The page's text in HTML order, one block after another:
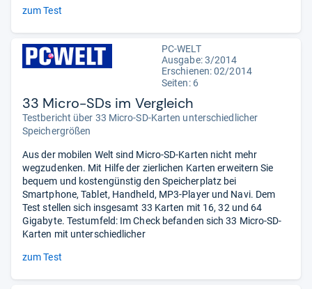
zum Test
PC-WELT
Ausgabe: 3/2014
Erschienen: 02/2014
Seiten: 6
33 Micro-SDs im Vergleich
Testbericht über 33 Micro-SD-Karten unterschiedlicher
Speichergrößen
Aus der mobilen Welt sind Micro-SD-Karten nicht mehr
wegzudenken. Mit Hilfe der zierlichen Karten erweitern Sie
bequem und kostengünstig den Speicherplatz bei
Smartphone, Tablet, Handheld, MP3-Player und Navi. Dem
Test stellen sich insgesamt 33 Karten mit 16, 32 und 64
Gigabyte. Testumfeld: Im Check befanden sich 33 Micro-SD-
Karten mit unterschiedlicher
zum Test